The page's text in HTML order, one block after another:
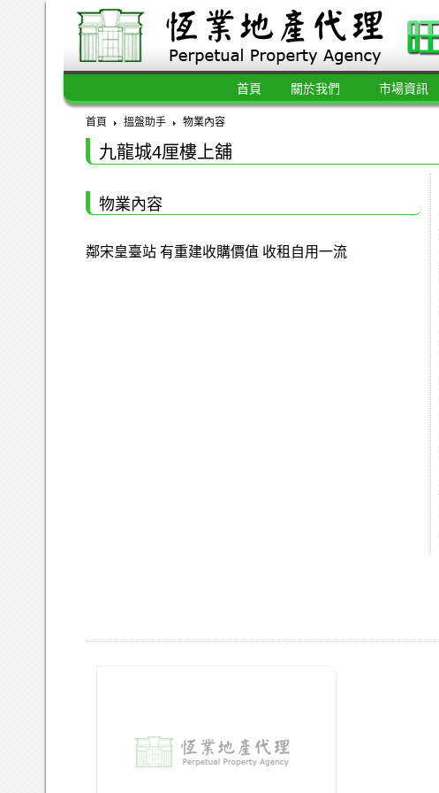
首頁 關於我們 市場資訊
首頁 搵盤助手 物業內容
九龍城4厘樓上舖
物業內容
鄰宋皇臺站 有重建收購價值 收租自用一流